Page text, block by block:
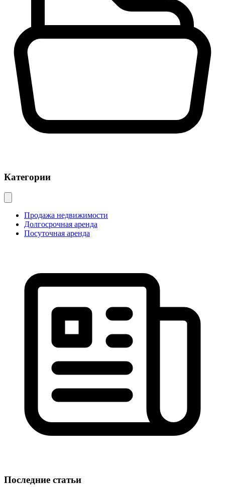
Категории
Продажа недвижимости
Долгосрочная аренда
Посуточная аренда
Последние статьи